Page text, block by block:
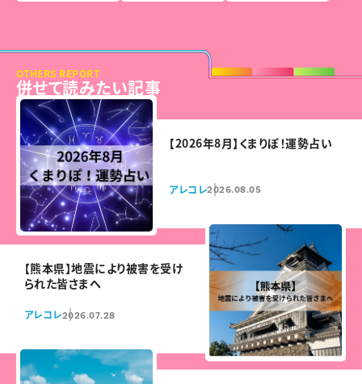
OTHERS REPORT
併せて読みたい記事
【2026年8月】くまりぽ！運勢占い
アレコレ2026.08.05
【熊本県】地震により被害を受け
られた皆さまへ
アレコレ2026.07.28